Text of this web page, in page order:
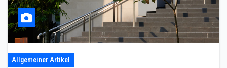
Allgemeiner Artikel